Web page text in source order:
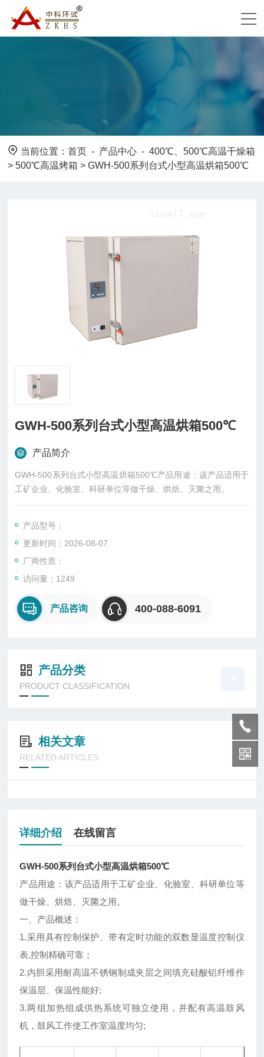
当前位置：首页 - 产品中心 -400℃、500℃高温干燥箱
>500℃高温烤箱 > GWH-500系列台式小型高温烘箱500℃
GWH-500系列台式小型高温烘箱500℃
产品简介
GWH-500系列台式小型高温烘箱500℃产品用途：该产品适用于
工矿企业、化验室、科研单位等做干燥、烘焙、灭菌之用。
产品型号：
更新时间：2026-08-07
厂商性质：
访问量：1249
产品咨询 400-088-6091
产品分类
PRODUCT CLASSIFICATION
相关文章
RELATED ARTICLES
详细介绍 在线留言
GWH-500系列台式小型高温烘箱500℃
产品用途：该产品适用于工矿企业、化验室、科研单位等
做干燥、烘焙、灭菌之用。
一、 产品概述：
1.采用具有控制保护、带有定时功能的双数显温度控制仪
表,控制精确可靠；
2.内胆采用耐高温不锈钢制成夹层之间填充硅酸铝纤维作
保温层、保温性能好;
3.两组加热组成供热系统可独立使用，并配有高温鼓风
机，鼓风工作使工作室温度均匀;